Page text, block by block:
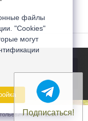
© 2007-2026
Подписаться!
файлы
"Cookies"
могут